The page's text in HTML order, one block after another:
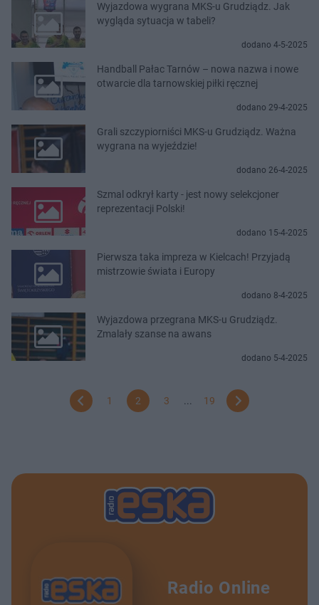
Wyjazdowa wygrana MKS-u Grudziądz. Jak
wygląda sytuacja w tabeli?
dodano 4-5-2025
Handball Pałac Tarnów – nowa nazwa i nowe
otwarcie dla tarnowskiej piłki ręcznej
dodano 29-4-2025
Grali szczypiorniści MKS-u Grudziądz. Ważna
wygrana na wyjeździe!
dodano 26-4-2025
Szmal odkrył karty - jest nowy selekcjoner
reprezentacji Polski!
dodano 15-4-2025
Pierwsza taka impreza w Kielcach! Przyjadą
mistrzowie świata i Europy
dodano 8-4-2025
Wyjazdowa przegrana MKS-u Grudziądz.
Zmalały szanse na awans
dodano 5-4-2025
1 2 3 ... 19
Radio Online